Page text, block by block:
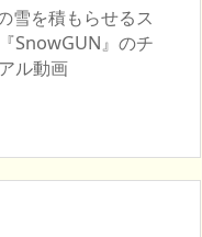
雪を積もらせるス
SnowGUN』のチ
ル動画